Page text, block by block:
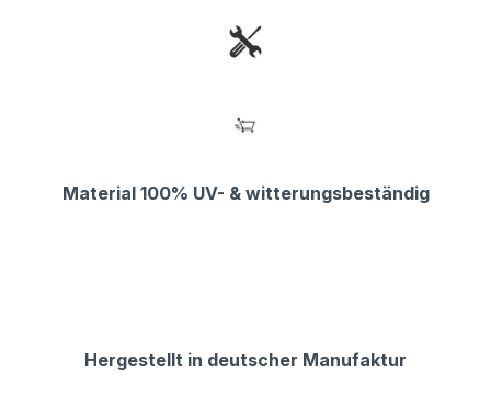
Material 100% UV- & witterungsbeständig
Hergestellt in deutscher Manufaktur